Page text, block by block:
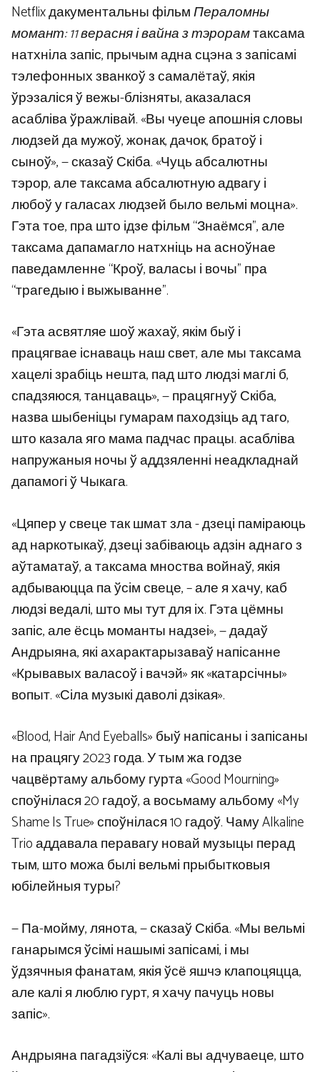
Netflix дакументальны фільмПераломны
момант: 11 верасня і вайна з тэрорамтаксама
натхніла запіс, прычым адна сцэна з запісамі
тэлефонных званкоў з самалётаў, якія
ўрэзаліся ў вежы-блізняты, аказалася
асабліва ўражлівай. «Вы чуеце апошнія словы
людзей да мужоў, жонак, дачок, братоў і
сыноў», — сказаў Скіба. «Чуць абсалютны
тэрор, але таксама абсалютную адвагу і
любоў у галасах людзей было вельмі моцна».
Гэта тое, пра што ідзе фільм “Знаёмся”, але
таксама дапамагло натхніць на асноўнае
паведамленне “Кроў, валасы і вочы” пра
“трагедыю і выжыванне”.
«Гэта асвятляе шоў жахаў, якім быў і
працягвае існаваць наш свет, але мы таксама
хацелі зрабіць нешта, пад што людзі маглі б,
спадзяюся, танцаваць», — працягнуў Скіба,
назва шыбеніцы гумарам паходзіць ад таго,
што казала яго мама падчас працы. асабліва
напружаныя ночы ў аддзяленні неадкладнай
дапамогі ў Чыкага.
«Цяпер у свеце так шмат зла ​​- дзеці паміраюць
ад наркотыкаў, дзеці забіваюць адзін аднаго з
аўтаматаў, а таксама мноства войнаў, якія
адбываюцца па ўсім свеце, – але я хачу, каб
людзі ведалі, што мы тут для іх. Гэта цёмны
запіс, але ёсць моманты надзеі», — дадаў
Андрыяна, які ахарактарызаваў напісанне
«Крывавых валасоў і вачэй» як «катарсічны»
вопыт. «Сіла музыкі даволі дзікая».
«Blood, Hair And Eyeballs» быў напісаны і запісаны
на працягу 2023 года. У тым жа годзе
чацвёртаму альбому гурта «Good Mourning»
споўнілася 20 гадоў, а восьмаму альбому «My
Shame Is True» споўнілася 10 гадоў. Чаму Alkaline
Trio аддавала перавагу новай музыцы перад
тым, што можа былі вельмі прыбытковыя
юбілейныя туры?
— Па-мойму, лянота, — сказаў Скіба. «Мы вельмі
ганарымся ўсімі нашымі запісамі, і мы
ўдзячныя фанатам, якія ўсё яшчэ клапоцяцца,
але калі я люблю гурт, я хачу пачуць новы
запіс».
Андрыяна пагадзіўся: «Калі вы адчуваеце, што